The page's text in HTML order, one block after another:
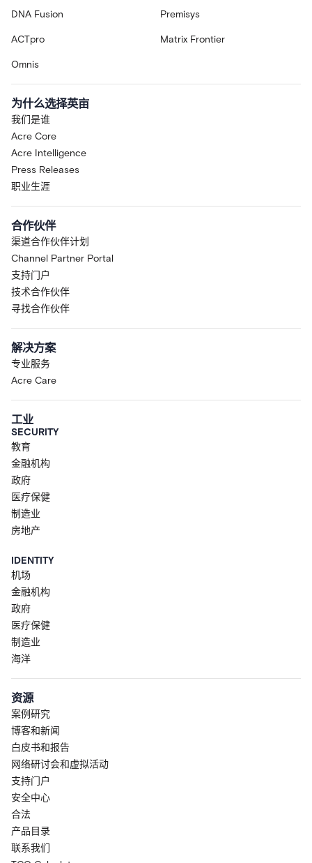
DNA Fusion Premisys
ACTpro Matrix Frontier
Omnis
为什么选择英亩
我们是谁
Acre Core
Acre Intelligence
Press Releases
职业生涯
合作伙伴
渠道合作伙伴计划
Channel Partner Portal
支持门户
技术合作伙伴
寻找合作伙伴
解决方案
专业服务
Acre Care
工业
SECURITY
教育
金融机构
政府
医疗保健
制造业
房地产
IDENTITY
机场
金融机构
政府
医疗保健
制造业
海洋
资源
案例研究
博客和新闻
白皮书和报告
网络研讨会和虚拟活动
支持门户
安全中心
合法
产品目录
联系我们